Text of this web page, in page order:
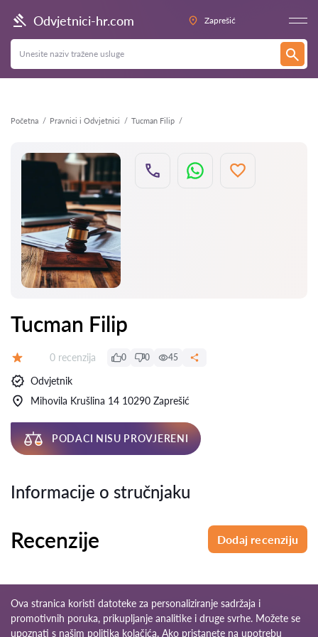
Odvjetnici-hr.com Zaprešić
Početna Pravnici i Odvjetnici Tucman Filip
Natrag
Tucman Filip
Recenzija:
0 recenzija 0 0 45
Odvjetnik
Mihovila Krušlina 14 10290 Zaprešić
PODACI NISU PROVJERENI
Informacije o stručnjaku
Recenzije Dodaj recenziju
Ova stranica koristi datoteke za personaliziranje sadržaja i
promotivnih poruka, prikupljanje analitike i druge svrhe. Možete se
upoznati s našim politika kolačića. Ako pristanete na upotrebu